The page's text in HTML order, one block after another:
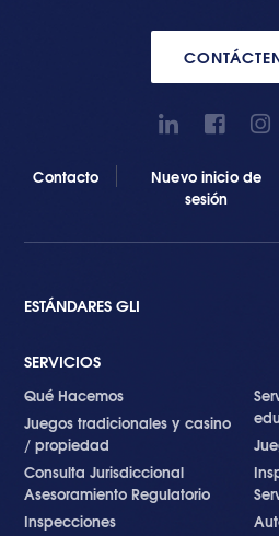
Contacto
Nuevo inicio de
sesión
ESTÁNDARES GLI
SERVICIOS
Qué Hacemos
Juegos tradicionales y casino
/ propiedad
Consulta Jurisdiccional
Asesoramiento Regulatorio
Inspecciones